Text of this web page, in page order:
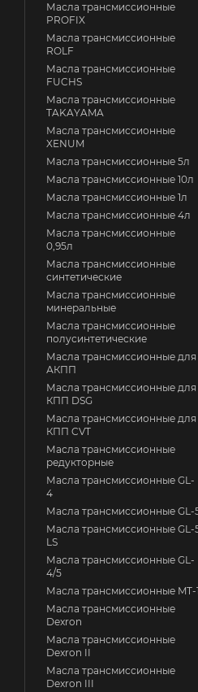
Масла трансмиссионные
PROFIX
Масла трансмиссионные
ROLF
Масла трансмиссионные
FUCHS
Масла трансмиссионные
TAKAYAMA
Масла трансмиссионные
XENUM
Масла трансмиссионные 5л
Масла трансмиссионные 10л
Масла трансмиссионные 1л
Масла трансмиссионные 4л
Масла трансмиссионные
0,95л
Масла трансмиссионные
синтетические
Масла трансмиссионные
минеральные
Масла трансмиссионные
полусинтетические
Масла трансмиссионные для
АКПП
Масла трансмиссионные для
КПП DSG
Масла трансмиссионные для
КПП CVT
Масла трансмиссионные
редукторные
Масла трансмиссионные GL-
4
Масла трансмиссионные GL-
Масла трансмиссионные GL-
LS
Масла трансмиссионные GL-
4/5
Масла трансмиссионные MT-1
Масла трансмиссионные
Dexron
Масла трансмиссионные
Dexron II
Масла трансмиссионные
Dexron III